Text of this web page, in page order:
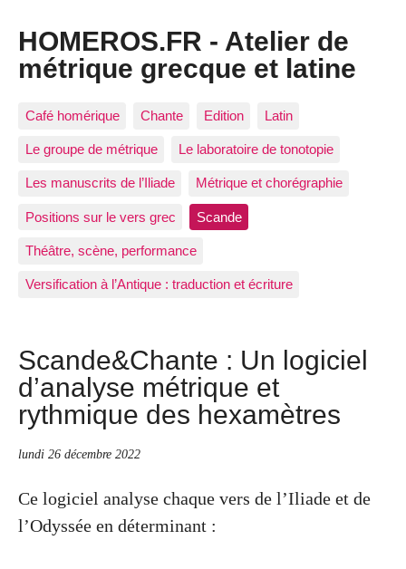
HOMEROS.FR - Atelier de
métrique grecque et latine
Café homérique Chante Edition Latin
Le groupe de métrique Le laboratoire de tonotopie
Les manuscrits de l’Iliade Métrique et chorégraphie
Positions sur le vers grec Scande
Théâtre, scène, performance
Versification à l’Antique : traduction et écriture
Scande&Chante : Un logiciel
d’analyse métrique et
rythmique des hexamètres
lundi 26 décembre 2022
Ce logiciel analyse chaque vers de l’Iliade et de
l’Odyssée en déterminant :